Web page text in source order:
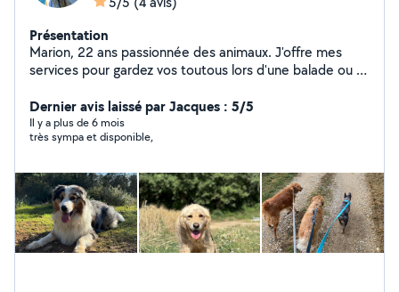
Présentation
Marion, 22 ans passionnée des animaux. J'offre mes
services pour gardez vos toutous lors d'une balade ou à
m'envoyez un message pour plus d'infos
Dernier avis laissé par Jacques : 5/5
Il y a plus de 6 mois
très sympa et disponible,